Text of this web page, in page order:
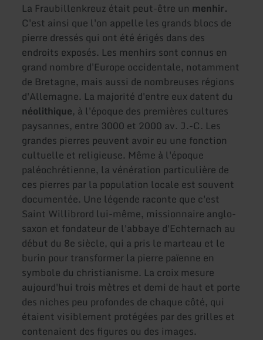
La Fraubillenkreuz était peut-être un menhir.
C'est ainsi que l'on appelle les grands blocs de
pierre dressés qui ont été érigés dans des
endroits exposés. Les menhirs sont connus en
grand nombre d'Europe occidentale, notamment
de Bretagne, mais aussi de nombreuses régions
d'Allemagne. La majorité d'entre eux datent du
néolithique, à l'époque des premières cultures
paysannes, entre 3000 et 2000 av. J.-C. Les
grandes pierres peuvent avoir eu une fonction
cultuelle et religieuse. Même à l'époque
paléochrétienne, la vénération particulière de
ces pierres par la population locale est souvent
documentée. Une légende raconte que c'est
Saint Willibrord lui-même, missionnaire anglo-
saxon et fondateur de l'abbaye d'Echternach au
début du 8e siècle, qui a pris le marteau et le
burin pour transformer la pierre païenne en
symbole du christianisme. La croix mesure
aujourd'hui trois mètres et demi de haut et porte
des niches peu profondes de chaque côté, qui
étaient visiblement protégées par des grilles et
contenaient des figures ou des images.